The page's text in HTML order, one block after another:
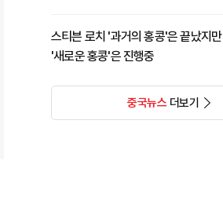
스티븐 로치 '과거의 홍콩'은 끝났지만
'새로운 홍콩'은 진행중
중국뉴스더보기